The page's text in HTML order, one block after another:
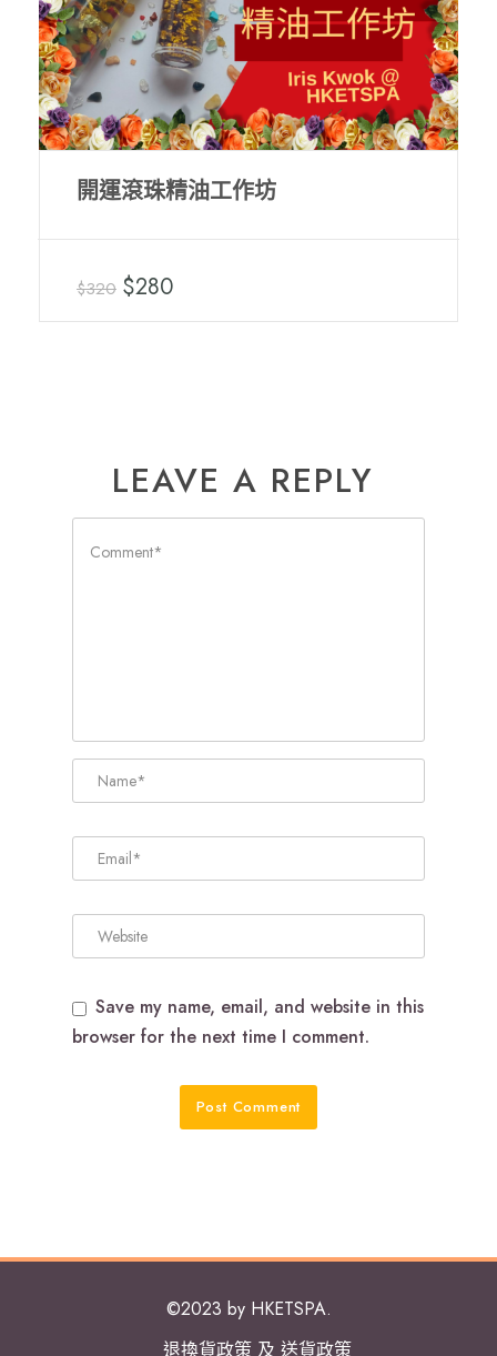
開運滾珠精油工作坊
$320 $280
LEAVE A REPLY
Save my name, email, and website in this
browser for the next time I comment.
©2023 by HKETSPA.
退換貨政策 及 送貨政策